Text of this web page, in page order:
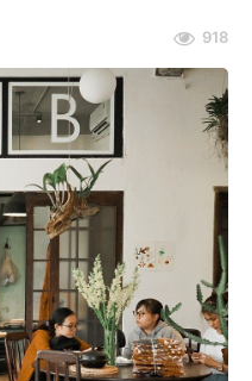
918